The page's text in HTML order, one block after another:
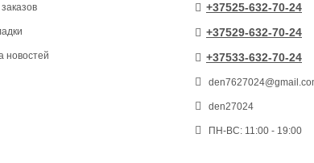
новостей
+37525-632-70-24
+37529-632-70-24
+37533-632-70-24
den27024
ПН-ВС: 11:00 - 19:00